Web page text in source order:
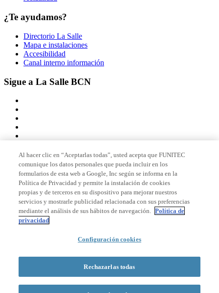
¿Te ayudamos?
Directorio La Salle
Mapa e instalaciones
Accesibilidad
Canal interno información
Sigue a La Salle BCN
Miembro de
Acreditaciones
© 2026 La Salle Campus Barcelona - URL |
Formulario de búsqueda
Al hacer clic en “Aceptarlas todas”, usted acepta que FUNITEC
comunique los datos personales que pueda incluir en los
formularios de esta web a Google, Inc según se informa en la
Política de Privacidad y permite la instalación de cookies
propias y de terceros en su dispositivo para mejorar nuestros
servicios y mostrarle publicidad relacionada con sus preferencias
mediante el análisis de sus hábitos de navegación. Política de
privacidad
Configuración cookies
Rechazarlas todas